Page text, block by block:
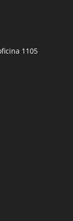
1105